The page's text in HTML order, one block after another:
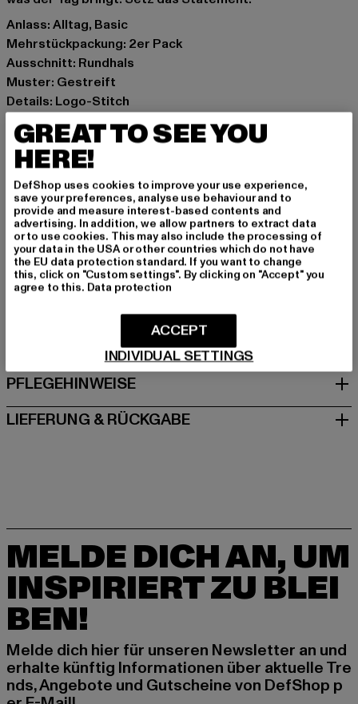
Anlass: Alltag, Basic
Mehrstückpackung: 2er Pack
Ausschnitt: Rundhals
Muster: Gestreift
Details: Logo-Stitch
Marke: Karl Kani
Kat.: T-Shirts
Farbe: schwarz, weiß
Hersteller Farbe: black/white
Materialzusammensetzung: 100% Baumwolle
Art.Nr: 6037448-00826
Hersteller: Urban Styles Agency GmbH & Co. KG |
agentur@urbanstylesagency.com
Schanzenstraße 41 | 51063 Köln | DE
GRÖSSE & PASSFORM
PFLEGEHINWEISE
LIEFERUNG & RÜCKGABE
MELDE DICH AN, UM
INSPIRIERT ZU BLEI
BEN!
Melde dich hier für unseren Newsletter an und
erhalte künftig Informationen über aktuelle Tre
nds, Angebote und Gutscheine von DefShop p
GREAT TO SEE YOU
HERE!
DefShop uses cookies to improve your use experience,
save your preferences, analyse use behaviour and to
provide and measure interest-based contents and
advertising. In addition, we allow partners to extract data
or to use cookies. This may also include the processing of
your data in the USA or other countries which do not have
the EU data protection standard. If you want to change
this, click on "Custom settings". By clicking on "Accept" you
agree to this. Data protection
INDIVIDUAL SETTINGS
ACCEPT